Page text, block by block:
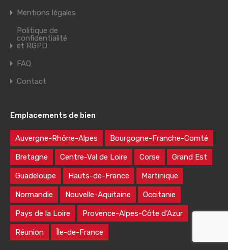
Mentions légales
Politique de
confidentialité
et RGPD
FAQ
Contact
Emplacements de bien
Auvergne-Rhône-Alpes Bourgogne-Franche-Comté
Bretagne Centre-Val de Loire Corse Grand Est
Guadeloupe Hauts-de-France Martinique
Normandie Nouvelle-Aquitaine Occitanie
Pays de la Loire Provence-Alpes-Côte d’Azur
Réunion Île-de-France